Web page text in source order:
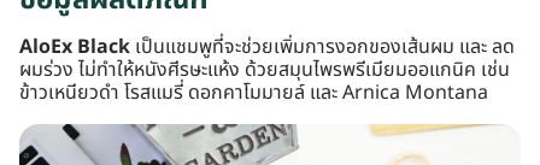
AloEx Black เป็นแชมพูที่จะช่วยเพิ่มการงอกของเส้นผม และ ลด
ผมร่วง ไม่ทำให้หนังศีรษะแห้ง ด้วยสมุนไพรพรีเมียมออแกนิค เช่น
ข้าวเหนียวดำ โรสแมรี่ ดอกคาโมมายล์ และ Arnica Montana